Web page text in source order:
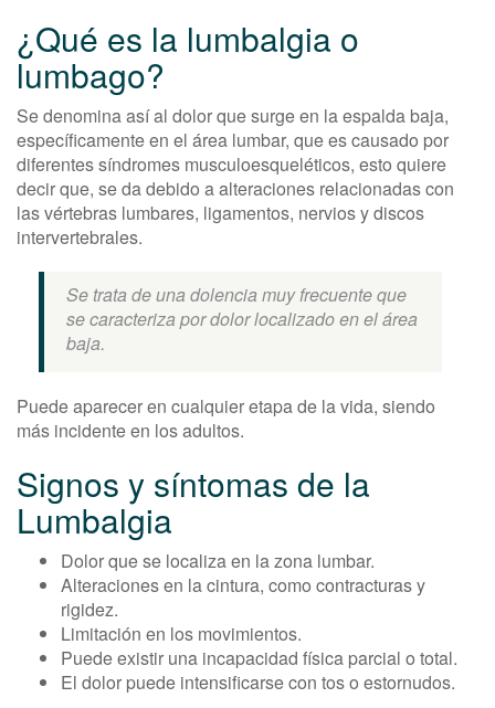
¿Qué es la lumbalgia o
lumbago?
Se denomina así al dolor que surge en la espalda baja,
específicamente en el área lumbar, que es causado por
diferentes síndromes musculoesqueléticos, esto quiere
decir que, se da debido a alteraciones relacionadas con
las vértebras lumbares, ligamentos, nervios y discos
intervertebrales.
Se trata de una dolencia muy frecuente que
se caracteriza por dolor localizado en el área
baja.
Puede aparecer en cualquier etapa de la vida, siendo
más incidente en los adultos.
Signos y síntomas de la
Lumbalgia
Dolor que se localiza en la zona lumbar.
Alteraciones en la cintura, como contracturas y
rigidez.
Limitación en los movimientos.
Puede existir una incapacidad física parcial o total.
El dolor puede intensificarse con tos o estornudos.